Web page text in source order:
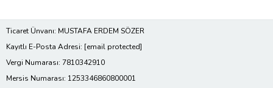
Ticaret Ünvanı: MUSTAFA ERDEM SÖZER
Kayıtlı E-Posta Adresi: [email protected]
Vergi Numarası: 7810342910
Mersis Numarası: 1253346860800001